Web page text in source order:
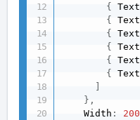
{
Text
{
Text
{
Text
{
Text
{
Text
{
Text
} ,
    Width
: 200